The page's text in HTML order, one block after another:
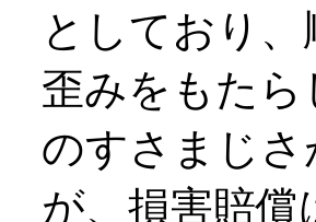
としており
歪みをもた
のすさまじ
が、損害賠